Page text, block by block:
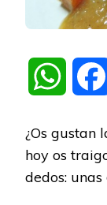
¿Os gustan
hoy os
dedos: unas